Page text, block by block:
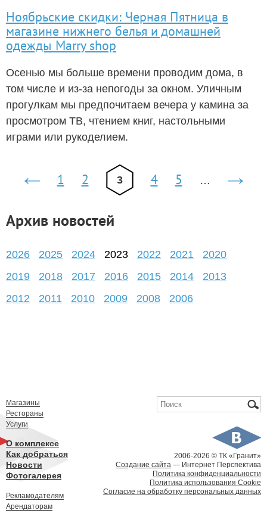
Ноябрьские скидки: Черная Пятница в
магазине нижнего белья и домашней
одежды Marry shop
Осенью мы больше времени проводим дома, в
том числе и из-за непогоды за окном. Уличным
прогулкам мы предпочитаем вечера у камина за
просмотром ТВ, чтением книг, настольными
играми или рукоделием.
1 2 3 4 5 …
Архив новостей
2026 2025 2024 2023 2022 2021
2020
2019
2018 2017 2016 2015 2014
2013
2012
2011 2010 2009 2008 2006
2006-2026 © ТК «Гранит»
Создание сайта — Интернет Перспектива
Политика конфиденциальности
Политика использования Cookie
Согласие на обработку персональных данных
Форма поиска
Поиск
Магазины
Рестораны
Услуги
О комплексе
Как добраться
Новости
Фотогалерея
Рекламодателям
Арендаторам